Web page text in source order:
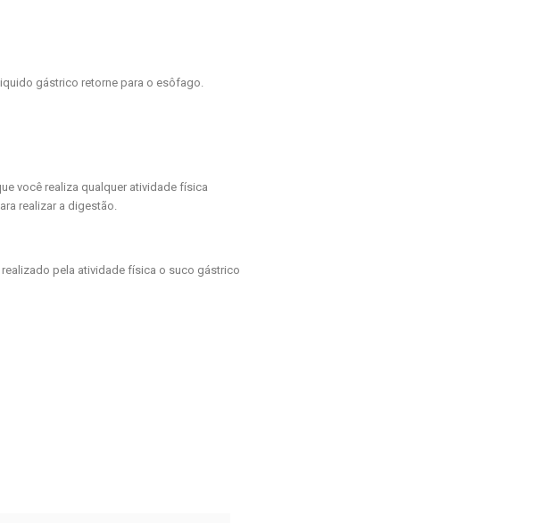
gástrico retorne para o esôfago.
você realiza qualquer atividade física
realizar a digestão.
pela atividade física o suco gástrico